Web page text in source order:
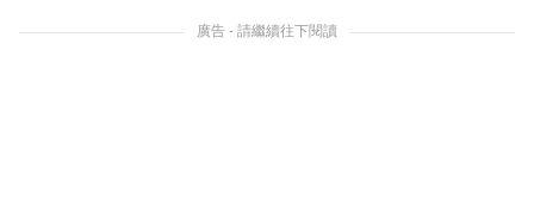
廣告 - 請繼續往下閱讀